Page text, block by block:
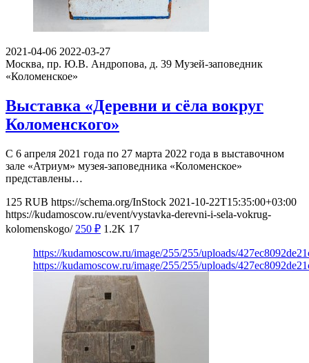
2021-04-06 2022-03-27
Москва, пр. Ю.В. Андропова, д. 39 Музей-заповедник
«Коломенское»
Выставка «Деревни и сёла вокруг
Коломенского»
С 6 апреля 2021 года по 27 марта 2022 года в выставочном
зале «Атриум» музея-заповедника «Коломенское»
представлены…
125 RUB https://schema.org/InStock 2021-10-22T15:35:00+03:00
https://kudamoscow.ru/event/vystavka-derevni-i-sela-vokrug-
kolomenskogo/ 250 ₽ 1.2K 17
https://kudamoscow.ru/image/255/255/uploads/
https://kudamoscow.ru/image/255/255/uploads/